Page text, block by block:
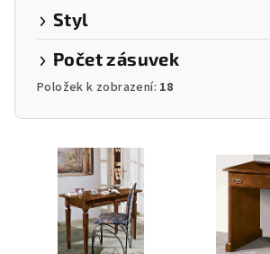
Styl
Počet zásuvek
Položek k zobrazení: 18